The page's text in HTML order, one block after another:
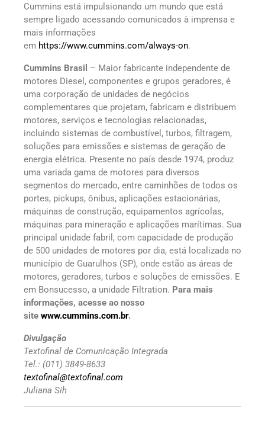
Cummins está impulsionando um mundo que está
sempre ligado acessando comunicados à imprensa e
mais informações
em https://www.cummins.com/always-on.
Cummins Brasil – Maior fabricante independente de
motores Diesel, componentes e grupos geradores, é
uma corporação de unidades de negócios
complementares que projetam, fabricam e distribuem
motores, serviços e tecnologias relacionadas,
incluindo sistemas de combustível, turbos, filtragem,
soluções para emissões e sistemas de geração de
energia elétrica. Presente no país desde 1974, produz
uma variada gama de motores para diversos
segmentos do mercado, entre caminhões de todos os
portes, pickups, ônibus, aplicações estacionárias,
máquinas de construção, equipamentos agrícolas,
máquinas para mineração e aplicações marítimas. Sua
principal unidade fabril, com capacidade de produção
de 500 unidades de motores por dia, está localizada no
município de Guarulhos (SP), onde estão as áreas de
motores, geradores, turbos e soluções de emissões. E
em Bonsucesso, a unidade Filtration. Para mais
informações, acesse ao nosso
site www.cummins.com.br.
Divulgação
Textofinal de Comunicação Integrada
Tel.: (011) 3849-8633
textofinal@textofinal.com
Juliana Sih